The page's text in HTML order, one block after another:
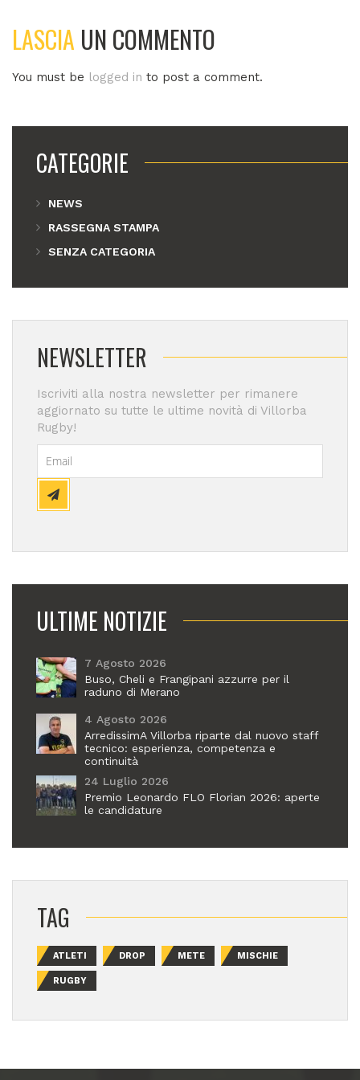
LASCIA UN COMMENTO
You must be logged in to post a comment.
CATEGORIE
NEWS
RASSEGNA STAMPA
SENZA CATEGORIA
NEWSLETTER
Iscriviti alla nostra newsletter per rimanere
aggiornato su tutte le ultime novità di Villorba
Rugby!
ULTIME NOTIZIE
7 Agosto 2026
Buso, Cheli e Frangipani azzurre per il
raduno di Merano
4 Agosto 2026
ArredissimA Villorba riparte dal nuovo staff
tecnico: esperienza, competenza e
continuità
24 Luglio 2026
Premio Leonardo FLO Florian 2026: aperte
le candidature
TAG
ATLETI DROP METE MISCHIE
RUGBY